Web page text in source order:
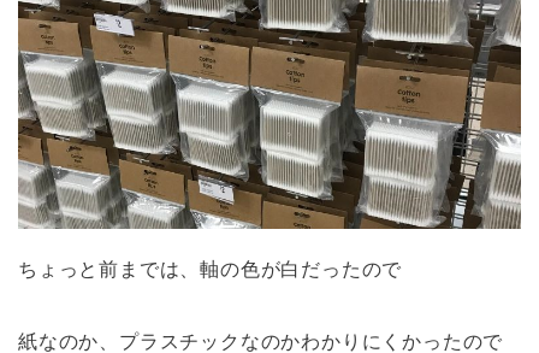
ちょっと前までは、軸の色が白だったので
紙なのか、プラスチックなのかわかりにくかったので